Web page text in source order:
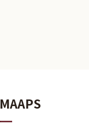
MAAPS